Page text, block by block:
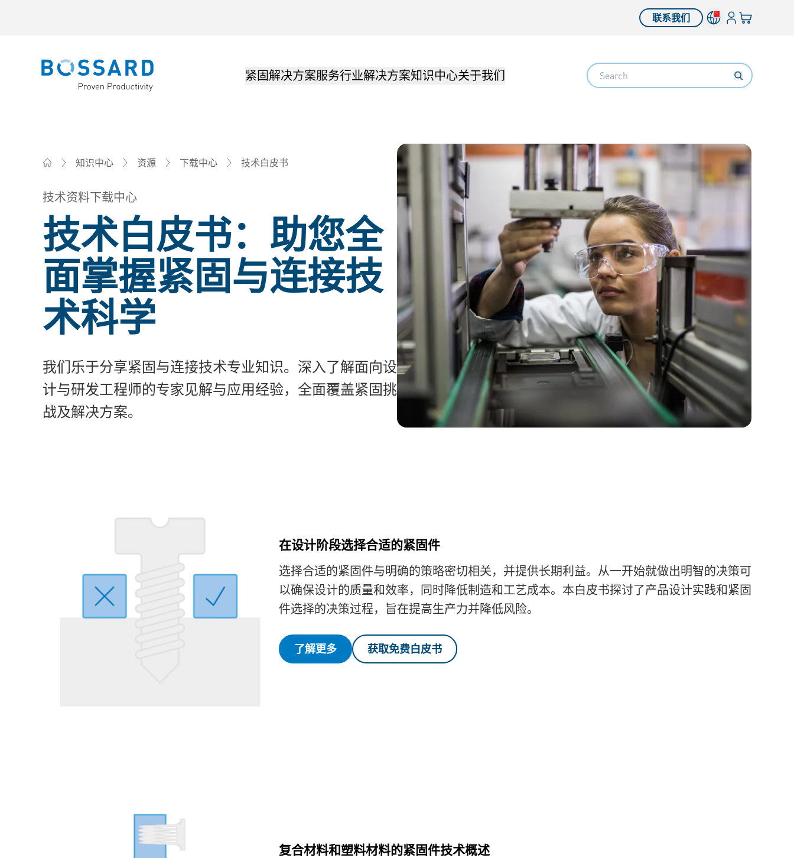
联系我们 登入您的购物车
Bossard homepage 紧固解决方案服务行业解决方案知识中心关于我们 Search
知识中心 资源 下载中心 技术白皮书
技术资料下载中心
技术白皮书：助您全
面掌握紧固与连接技
术科学
我们乐于分享紧固与连接技术专业知识。深入了解面向设
计与研发工程师的专家见解与应用经验，全面覆盖紧固挑
战及解决方案。
在设计阶段选择合适的紧固件
选择合适的紧固件与明确的策略密切相关，并提供长期利益。从一开始就做出明智的决策可
以确保设计的质量和效率，同时降低制造和工艺成本。本白皮书探讨了产品设计实践和紧固
件选择的决策过程，旨在提高生产力并降低风险。
了解更多 获取免费白皮书
复合材料和塑料材料的紧固件技术概述